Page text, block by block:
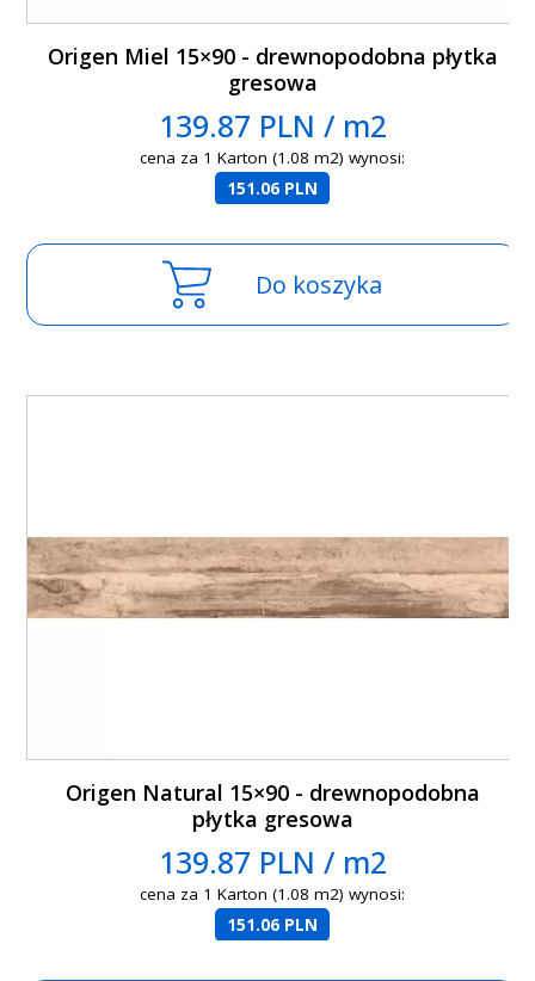
Origen Miel 15×90 - drewnopodobna płytka
gresowa
139.87 PLN / m2
cena za 1 Karton (1.08 m2) wynosi:
151.06 PLN
Do koszyka
Origen Natural 15×90 - drewnopodobna
płytka gresowa
139.87 PLN / m2
cena za 1 Karton (1.08 m2) wynosi:
151.06 PLN